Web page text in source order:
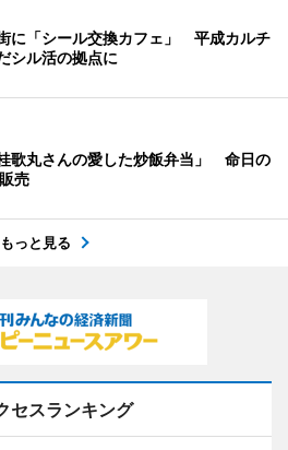
に「シール交換カフェ」 平成カルチ
シル活の拠点に
歌丸さんの愛した炒飯弁当」 命日の
売
もっと見る
セスランキング